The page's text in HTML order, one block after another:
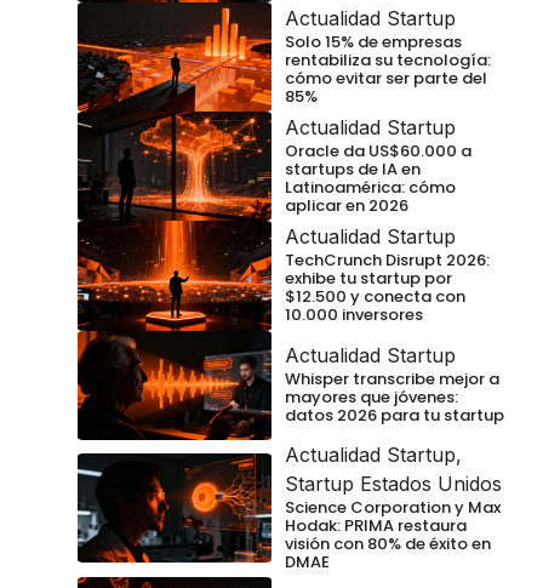
Actualidad Startup
Solo 15% de empresas
rentabiliza su tecnología:
cómo evitar ser parte del
85%
Actualidad Startup
Oracle da US$60.000 a
startups de IA en
Latinoamérica: cómo
aplicar en 2026
Actualidad Startup
TechCrunch Disrupt 2026:
exhibe tu startup por
$12.500 y conecta con
10.000 inversores
Actualidad Startup
Whisper transcribe mejor a
mayores que jóvenes:
datos 2026 para tu startup
Actualidad Startup,
Startup Estados Unidos
Science Corporation y Max
Hodak: PRIMA restaura
visión con 80% de éxito en
DMAE